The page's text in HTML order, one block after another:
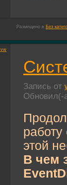
Размещено в Без
Запись от
этой
В чем